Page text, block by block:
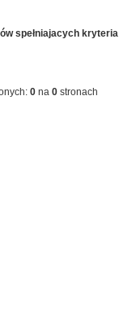
spełniajacych kryteria
0 na 0 stronach